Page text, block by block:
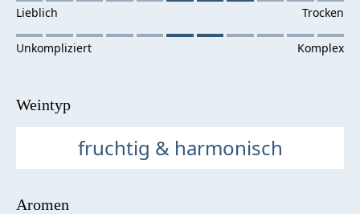
Weintyp
fruchtig & harmonisch
Aromen